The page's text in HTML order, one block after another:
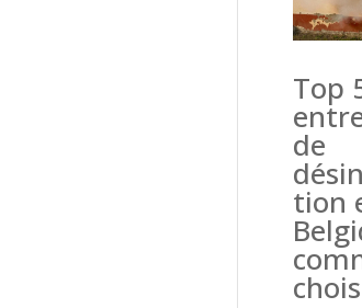
Top
de
tion